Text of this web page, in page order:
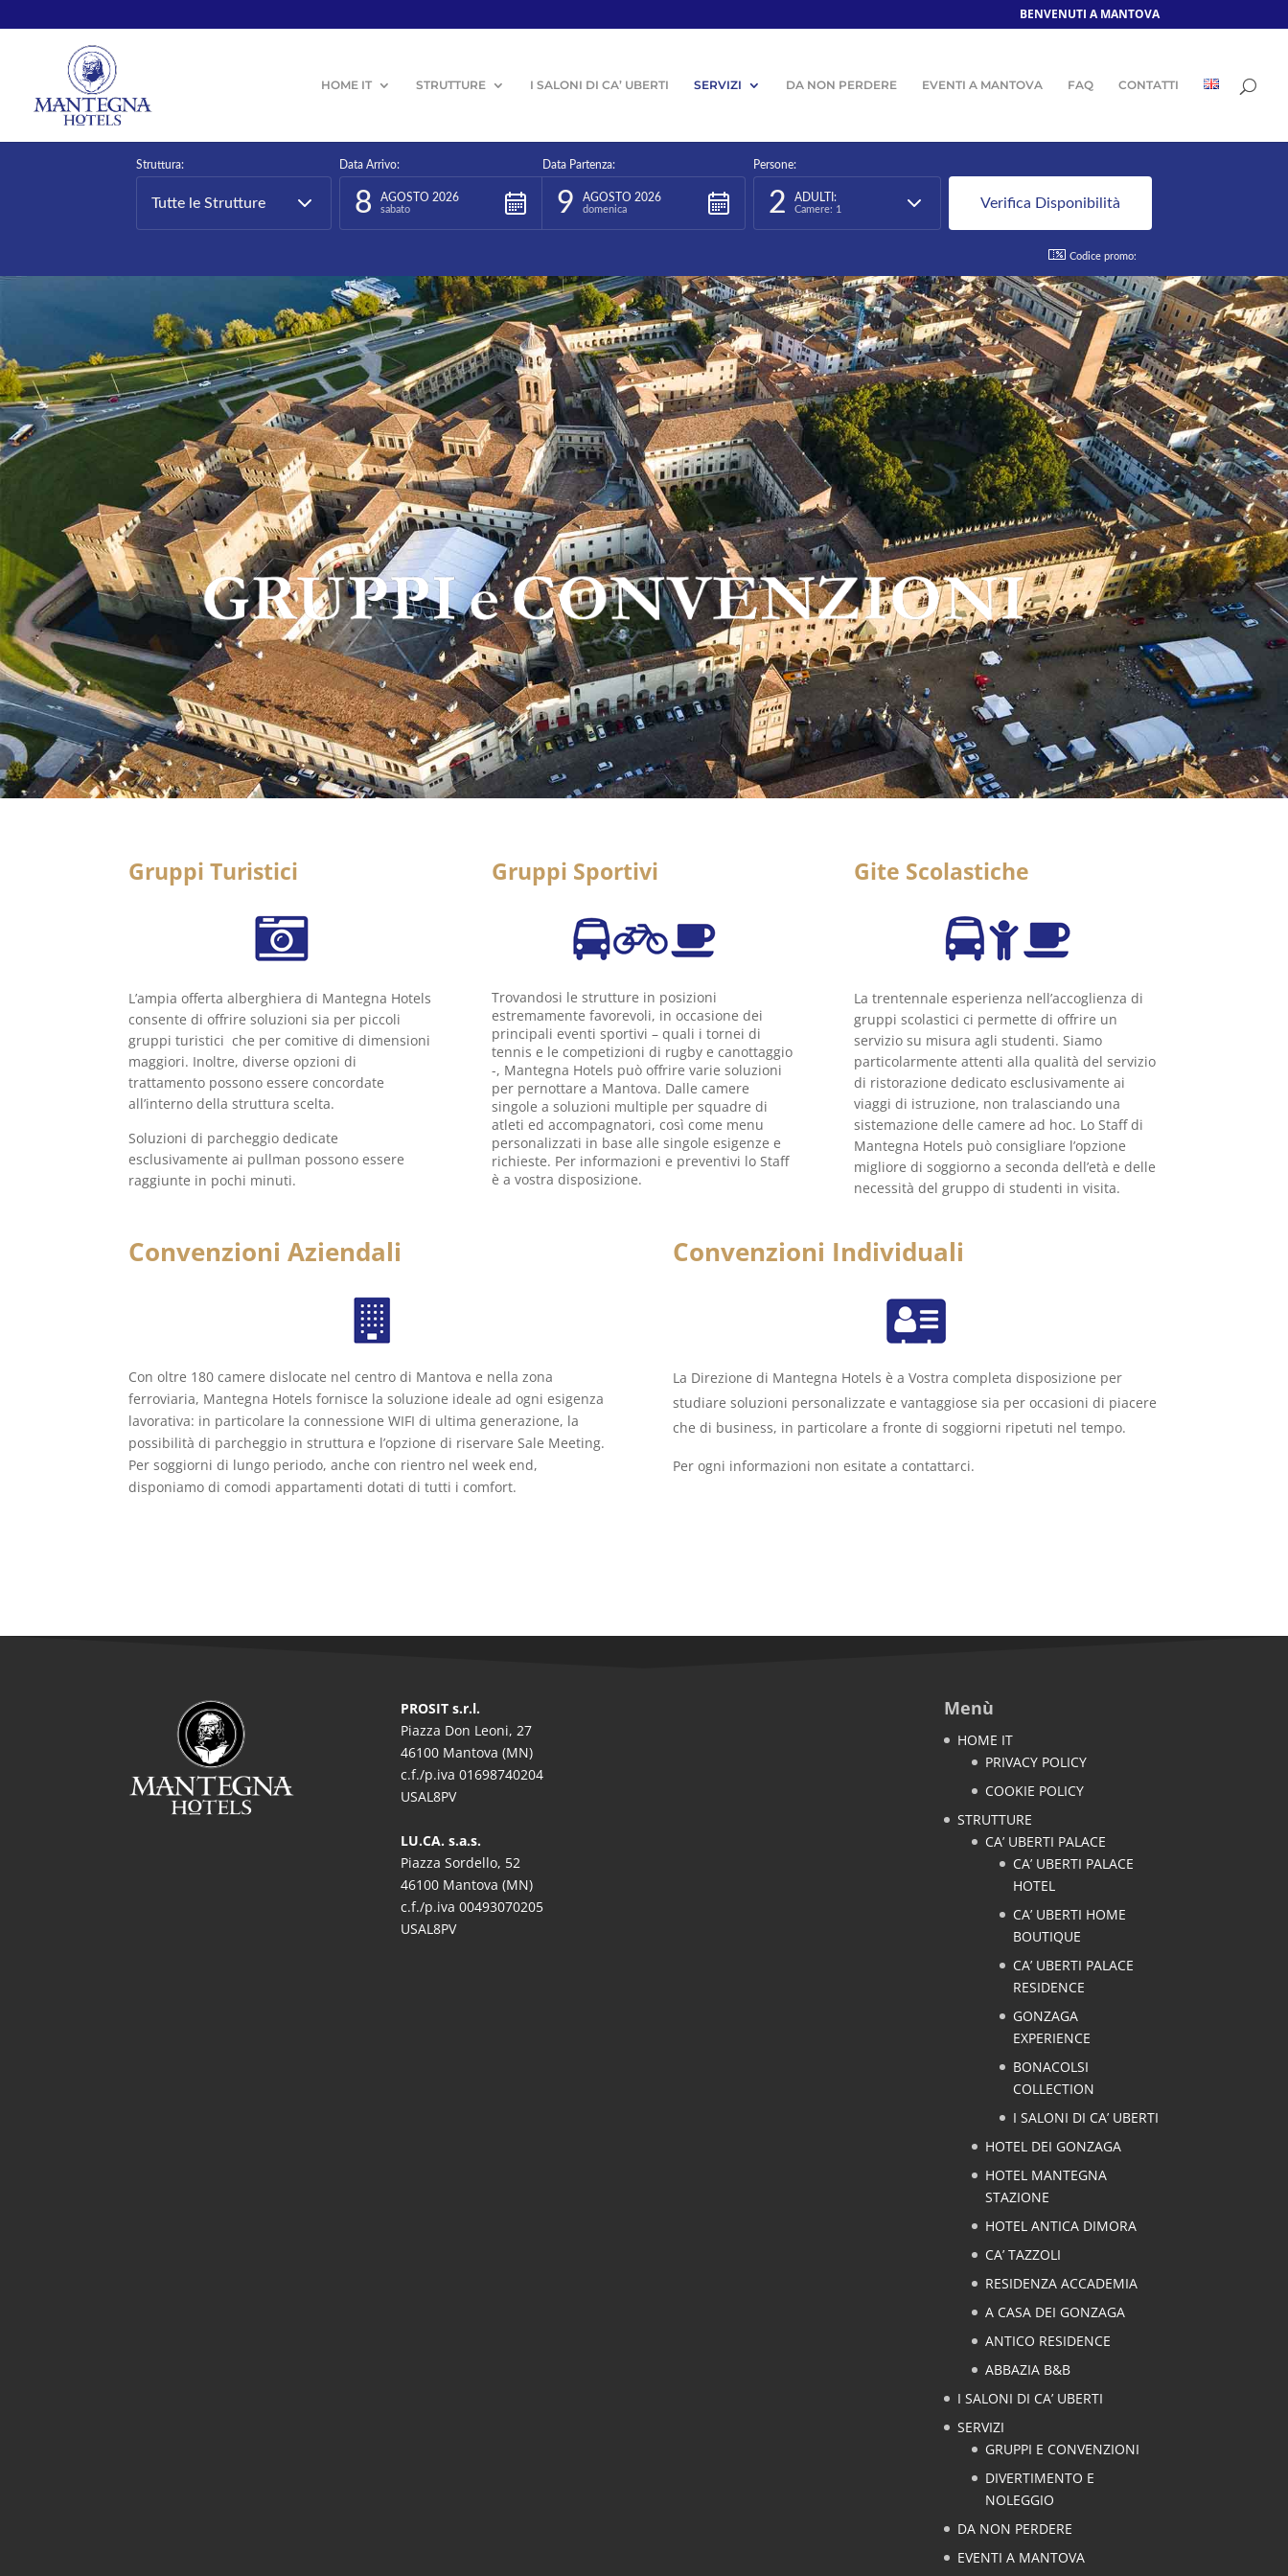
BENVENUTI A MANTOVA
HOME IT STRUTTURE I SALONI DI CA’ UBERTI SERVIZI DA NON PERDERE EVENTI A MANTOVA FAQ CONTATTI
Struttura:
Tutte le Strutture
Data Arrivo:
8 AGOSTO 2026
sabato
Data Partenza:
9 AGOSTO 2026
domenica
Persone:
2 ADULTI:
Camere: 1
Codice promo:
Gruppi Turistici
L’ampia offerta alberghiera di Mantegna Hotels
consente di offrire soluzioni sia per piccoli
gruppi turistici che per comitive di dimensioni
maggiori. Inoltre, diverse opzioni di
trattamento possono essere concordate
all’interno della struttura scelta.
Soluzioni di parcheggio dedicate
esclusivamente ai pullman possono essere
raggiunte in pochi minuti.
Gruppi Sportivi
Trovandosi le strutture in posizioni
estremamente favorevoli, in occasione dei
principali eventi sportivi – quali i tornei di
tennis e le competizioni di rugby e canottaggio
-, Mantegna Hotels può offrire varie soluzioni
per pernottare a Mantova. Dalle camere
singole a soluzioni multiple per squadre di
atleti ed accompagnatori, così come menu
personalizzati in base alle singole esigenze e
richieste. Per informazioni e preventivi lo Staff
è a vostra disposizione.
Gite Scolastiche
La trentennale esperienza nell’accoglienza di
gruppi scolastici ci permette di offrire un
servizio su misura agli studenti. Siamo
particolarmente attenti alla qualità del servizio
di ristorazione dedicato esclusivamente ai
viaggi di istruzione, non tralasciando una
sistemazione delle camere ad hoc. Lo Staff di
Mantegna Hotels può consigliare l’opzione
migliore di soggiorno a seconda dell’età e delle
necessità del gruppo di studenti in visita.
Convenzioni Aziendali
Con oltre 180 camere dislocate nel centro di Mantova e nella zona
ferroviaria, Mantegna Hotels fornisce la soluzione ideale ad ogni esigenza
lavorativa: in particolare la connessione WIFI di ultima generazione, la
possibilità di parcheggio in struttura e l’opzione di riservare Sale Meeting.
Per soggiorni di lungo periodo, anche con rientro nel week end,
disponiamo di comodi appartamenti dotati di tutti i comfort.
Convenzioni Individuali
La Direzione di Mantegna Hotels è a Vostra completa disposizione per
studiare soluzioni personalizzate e vantaggiose sia per occasioni di piacere
che di business, in particolare a fronte di soggiorni ripetuti nel tempo.
Per ogni informazioni non esitate a contattarci.
PROSIT s.r.l.
Piazza Don Leoni, 27
46100 Mantova (MN)
c.f./p.iva 01698740204
USAL8PV
LU.CA. s.a.s.
Piazza Sordello, 52
46100 Mantova (MN)
c.f./p.iva 00493070205
USAL8PV
Menù
HOME IT
PRIVACY POLICY
COOKIE POLICY
STRUTTURE
CA’ UBERTI PALACE
CA’ UBERTI PALACE
HOTEL
CA’ UBERTI HOME
BOUTIQUE
CA’ UBERTI PALACE
RESIDENCE
GONZAGA
EXPERIENCE
BONACOLSI
COLLECTION
I SALONI DI CA’ UBERTI
HOTEL DEI GONZAGA
HOTEL MANTEGNA
STAZIONE
HOTEL ANTICA DIMORA
CA’ TAZZOLI
RESIDENZA ACCADEMIA
A CASA DEI GONZAGA
ANTICO RESIDENCE
ABBAZIA B&B
I SALONI DI CA’ UBERTI
SERVIZI
GRUPPI E CONVENZIONI
DIVERTIMENTO E
NOLEGGIO
DA NON PERDERE
EVENTI A MANTOVA